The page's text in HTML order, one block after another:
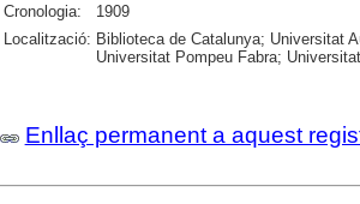
Cronologia:
1909
Localització: Biblioteca de Catalunya; Universitat
Universitat Pompeu Fabra;
Enllaç permanent a aquest